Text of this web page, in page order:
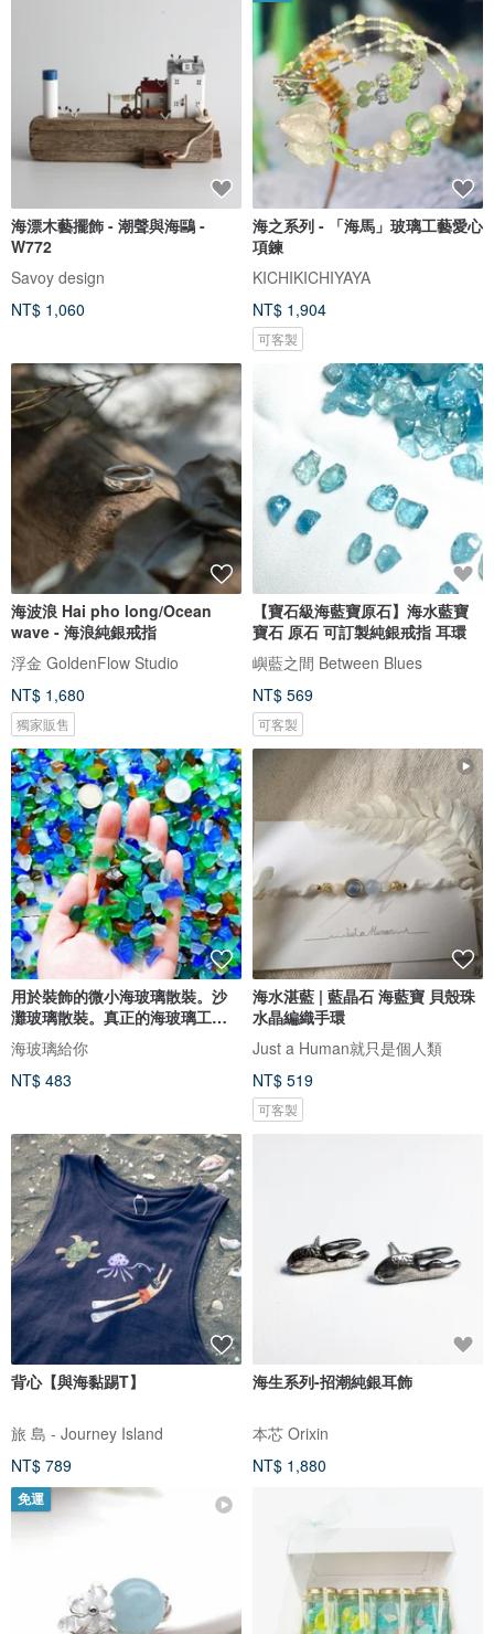
海漂木藝擺飾 - 潮聲與海鷗 -
W772
Savoy design
NT$ 1,060
海之系列 - 「海馬」玻璃工藝愛心
項鍊
KICHIKICHIYAYA
NT$ 1,904
可客製
海波浪 Hai pho long/Ocean
wave - 海浪純銀戒指
浮金 GoldenFlow Studio
NT$ 1,680
獨家販售
【寶石級海藍寶原石】海水藍寶
寶石 原石 可訂製純銀戒指 耳環
嶼藍之間 Between Blues
NT$ 569
可客製
用於裝飾的微小海玻璃散裝。沙
灘玻璃散裝。真正的海玻璃工藝
品質
海玻璃給你
NT$ 483
海水湛藍 | 藍晶石 海藍寶 貝殼珠
水晶編織手環
Just a Human就只是個人類
NT$ 519
可客製
背心【與海黏踢T】
旅 島 - Journey Island
NT$ 789
海生系列-招潮純銀耳飾
本芯 Orixin
NT$ 1,880
免運